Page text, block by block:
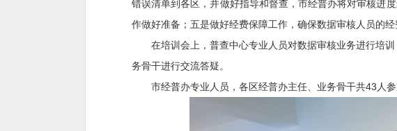
错误清单到各区，并做好指导和督查，市经普办将对审核进
作做好准备；五是做好经费保障工作，确保数据审核人员的经
在培训会上，普查中心专业人员对数据审核业务进行培训
务骨干进行交流答疑。
市经普办专业人员，各区经普办主任、业务骨干共43人参